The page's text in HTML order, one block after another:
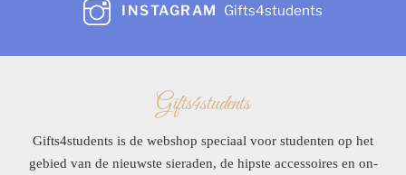
INSTAGRAM Gifts4students
Gifts4students
Gifts4students is de webshop speciaal voor studenten op het
gebied van de nieuwste sieraden, de hipste accessoires en on-